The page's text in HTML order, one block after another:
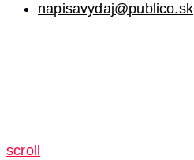
napisavydaj@publico.sk
scroll